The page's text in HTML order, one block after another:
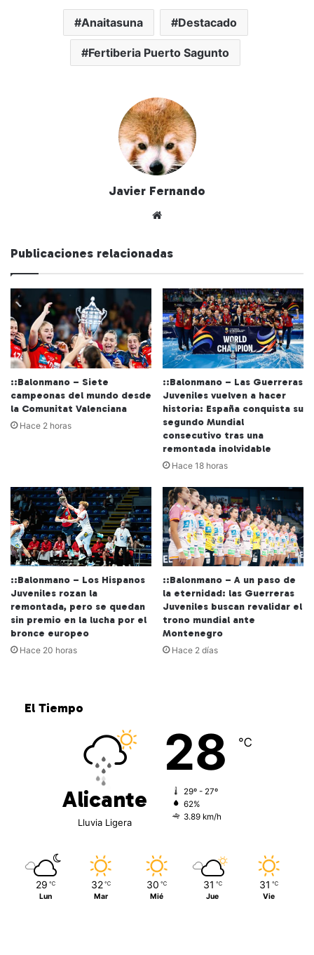
Anaitasuna Destacado
Fertiberia Puerto Sagunto
Javier Fernando
we
Publicaciones relacionadas
::Balonmano – Siete
campeonas del mundo desde
la Comunitat Valenciana
Hace 2 horas
::Balonmano – Las Guerreras
Juveniles vuelven a hacer
historia: España conquista su
segundo Mundial
consecutivo tras una
remontada inolvidable
Hace 18 horas
::Balonmano – Los Hispanos
Juveniles rozan la
remontada, pero se quedan
sin premio en la lucha por el
bronce europeo
Hace 20 horas
::Balonmano – A un paso de
la eternidad: las Guerreras
Juveniles buscan revalidar el
trono mundial ante
Montenegro
Hace 2 días
El Tiempo
Alicante
Lluvia Ligera
28 ℃
29º - 27º
62%
3.89 km/h
29 ℃
Lun
32 ℃
Mar
30 ℃
Mié
31 ℃
Jue
31 ℃
Vie